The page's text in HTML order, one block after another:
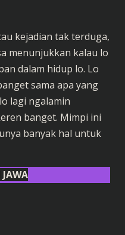
kejadian tak terduga,
menunjukkan kalau lo
dalam hidup lo. Lo
sama apa yang
lagi ngalamin
banget. Mimpi ini
banyak hal untuk